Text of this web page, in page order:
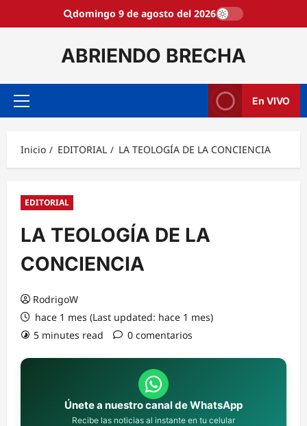
domingo 9 de agosto del 2026
ABRIENDO BRECHA
Menú
En VIVO
Inicio EDITORIAL LA TEOLOGÍA DE LA CONCIENCIA
EDITORIAL
LA TEOLOGÍA DE LA
CONCIENCIA
RodrigoW
hace 1 mes (Last updated: hace 1 mes)
5 minutes read
0 comentarios
Únete a nuestro canal de WhatsApp
Recibe las noticias al instante en tu celular